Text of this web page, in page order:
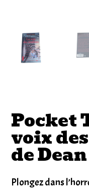
Pocket
voix
de
Plongez dans